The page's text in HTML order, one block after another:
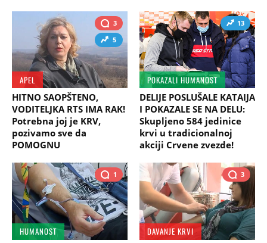
3
5
APEL
HITNO SAOPŠTENO,
VODITELJKA RTS IMA RAK!
Potrebna joj je KRV,
pozivamo sve da
POMOGNU
13
POKAZALI HUMANOST
DELIJE POSLUŠALE KATAIJA
I POKAZALE SE NA DELU:
Skupljeno 584 jedinice
krvi u tradicionalnoj
akciji Crvene zvezde!
1
HUMANOST
3
DAVANJE KRVI